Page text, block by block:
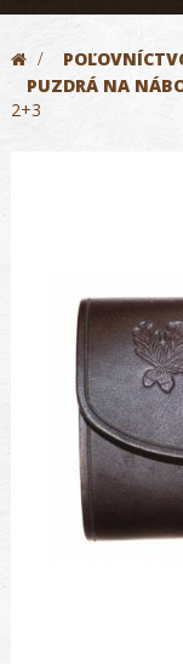
>
PUZDRÁ NA
2+3